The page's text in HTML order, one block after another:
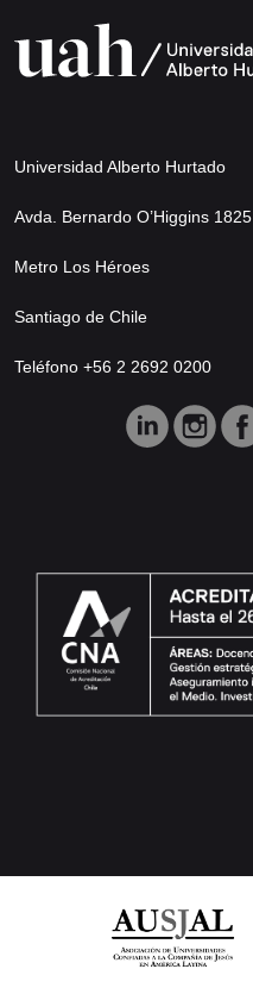
Universidad Alberto Hurtado
Avda. Bernardo O’Higgins 1825
Metro Los Héroes
Santiago de Chile
Teléfono +56 2 2692 0200